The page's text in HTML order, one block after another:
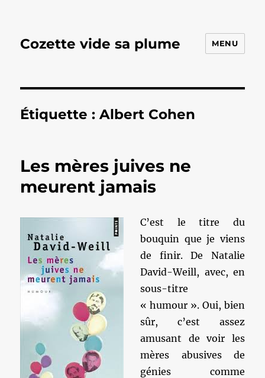
Cozette vide sa plume MENU
Étiquette :Albert Cohen
Les mères juives ne
meurent jamais
C’est le titre du
bouquin que je viens
de finir. De Natalie
David-Weill, avec, en
sous-titre
« humour ». Oui, bien
sûr, c’est assez
amusant de voir les
mères abusives de
génies comme